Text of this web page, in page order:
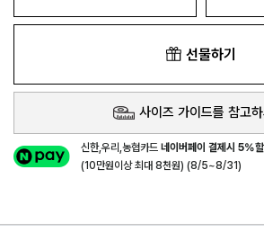
선물하기
사이즈 가이드를 참고
신한,우리,농협카드네이버페이 결제시 5%
(10만원이상 최대 8천원) (8/5~8/31)